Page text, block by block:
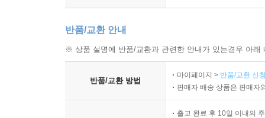
반품/교환 안내
※ 상품 설명에 반품/교환과 관련한 안내가 있는경우 아
반품/교환 방법
마이페이지 > 반품/교환 신
판매자 배송 상품은 판매자
출고 완료 후 10일 이내의